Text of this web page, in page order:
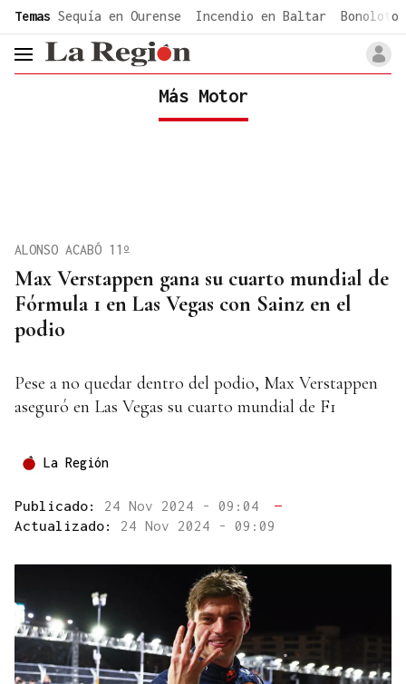
common.go-to-content
Temas Sequía en Ourense Incendio en Baltar Bonoloto
header.menu.open
Más Motor
Max Verstappen gana su cuarto mundial de
Fórmula 1 en Las Vegas con Sainz en el
podio
ALONSO ACABÓ 11º
Pese a no quedar dentro del podio, Max Verstappen
aseguró en Las Vegas su cuarto mundial de F1
La Región
Publicado: 24 Nov 2024 - 09:04
—
Actualizado: 24 Nov 2024 - 09:09